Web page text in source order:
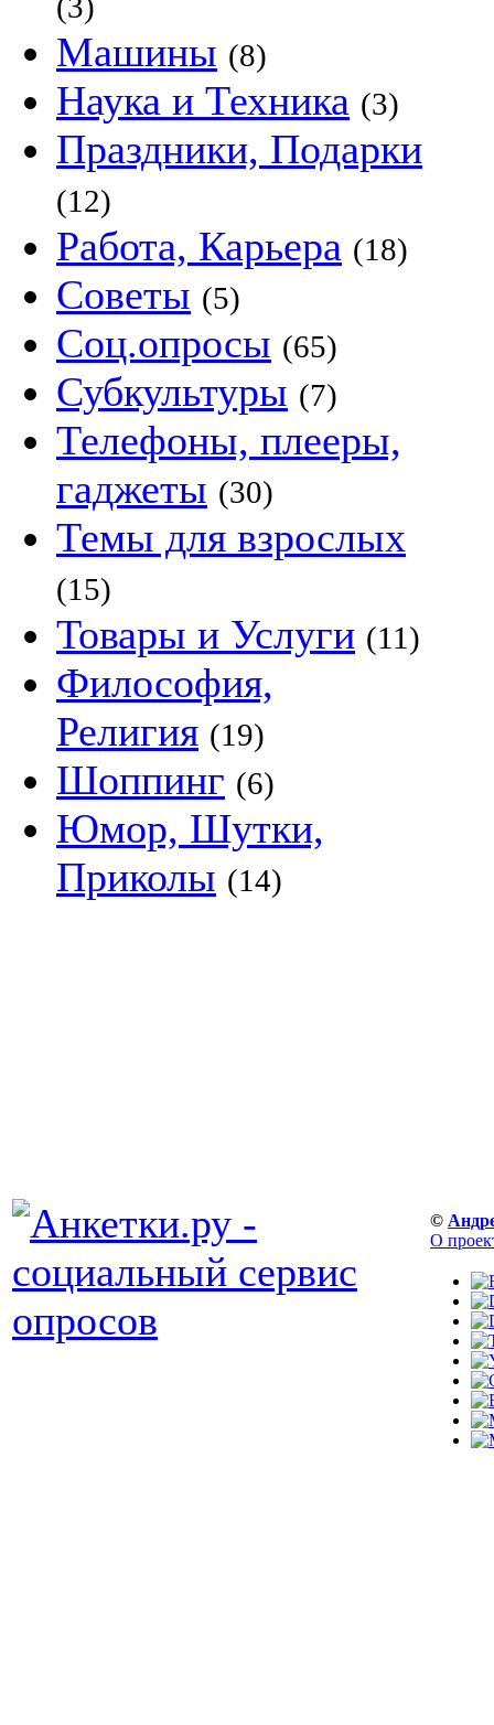
Машины (8)
Наука и Техника (3)
Праздники, Подарки
(12)
Работа, Карьера (18)
Советы (5)
Соц.опросы (65)
Субкультуры (7)
Телефоны, плееры,
гаджеты (30)
Темы для взрослых
(15)
Товары и Услуги (11)
Философия,
Религия (19)
Шоппинг (6)
Юмор, Шутки,
Приколы (14)
©
О